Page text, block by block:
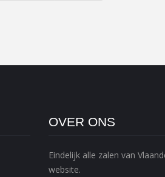
OVER ONS
Eindelijk alle zalen van
website.